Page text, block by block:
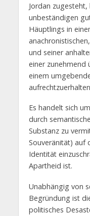
Jordan
unbeständigen
Häuptlings in
und seiner
einer zunehmend
einem
Es handelt sich
durch
Substanz zu
Souveränität) auf
Identität
Apartheid ist.
Unabhängig von
Begründung ist
politisches